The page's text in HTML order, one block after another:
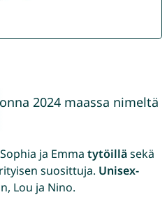
2024 maassa nimeltä
ja Emma tytöilläsekä
suosittuja. Unisex-
Lou ja Nino.